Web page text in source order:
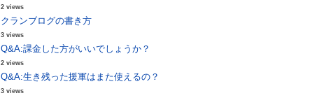
2 views
クランブログの書き方
3 views
Q&A:課金した方がいいでしょうか？
2 views
Q&A:生き残った援軍はまた使えるの？
3 views